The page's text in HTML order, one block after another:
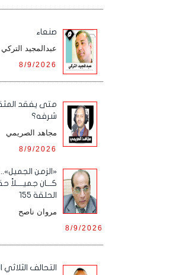
صنعاء
عبدالمجيد التركي
8/9/2026
متى يفقد
شرفه؟
مجاهد الصريمي
8/9/2026
«الزمن الجميل»..
كـــان جميــــلاً
الحلقة 155
مروان ناصح
8/9/2026
التحالف الثلاثي